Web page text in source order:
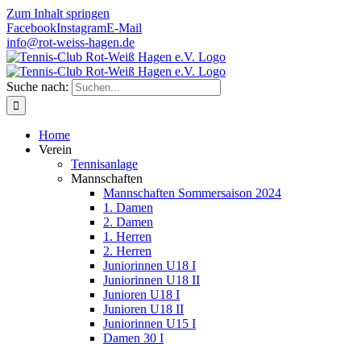
Zum Inhalt springen
FacebookInstagramE-Mail
info@rot-weiss-hagen.de
Suche nach:
Home
Verein
Tennisanlage
Mannschaften
Mannschaften Sommersaison 2024
1. Damen
2. Damen
1. Herren
2. Herren
Juniorinnen U18 I
Juniorinnen U18 II
Junioren U18 I
Junioren U18 II
Juniorinnen U15 I
Damen 30 I